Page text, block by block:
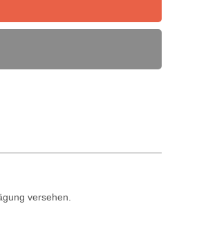
versehen.